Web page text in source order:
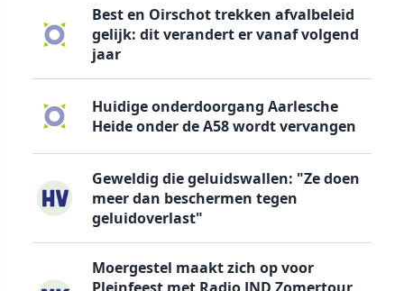
Best en Oirschot trekken afvalbeleid
gelijk: dit verandert er vanaf volgend
jaar
Huidige onderdoorgang Aarlesche
Heide onder de A58 wordt vervangen
Geweldig die geluidswallen: "Ze doen
meer dan beschermen tegen
geluidoverlast"
Moergestel maakt zich op voor